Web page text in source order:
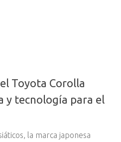
Toyota Corolla
y tecnología para el
la marca japonesa